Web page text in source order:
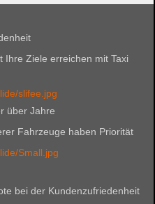
Ihre Ziele erreichen mit Taxi
slifee.jpg
über Jahre
Fahrzeuge haben Priorität
Small.jpg
bei der Kundenzufriedenheit